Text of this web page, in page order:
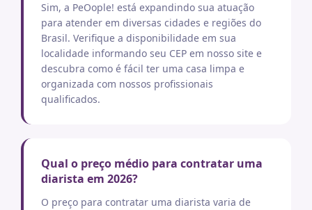
Sim, a PeOople! está expandindo sua atuação
para atender em diversas cidades e regiões do
Brasil. Verifique a disponibilidade em sua
localidade informando seu CEP em nosso site e
descubra como é fácil ter uma casa limpa e
organizada com nossos profissionais
qualificados.
Qual o preço médio para contratar uma
diarista em 2026?
O preço para contratar uma diarista varia de